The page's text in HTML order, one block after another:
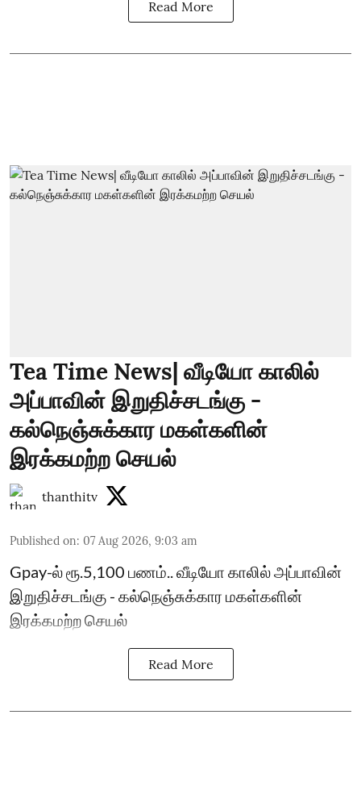
Read More
Tea Time News| வீடியோ காலில்
அப்பாவின் இறுதிச்சடங்கு -
கல்நெஞ்சுக்கார மகள்களின்
இரக்கமற்ற செயல்
thanthitv
Published on: 07 Aug 2026, 9:03 am
Gpay-ல் ரூ.5,100 பணம்.. வீடியோ காலில் அப்பாவின்
இறுதிச்சடங்கு - கல்நெஞ்சுக்கார மகள்களின்
இரக்கமற்ற செயல்
Read More